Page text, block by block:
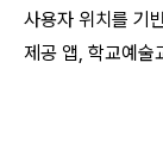
사용자 위치를 기
제공 앱, 학교예술